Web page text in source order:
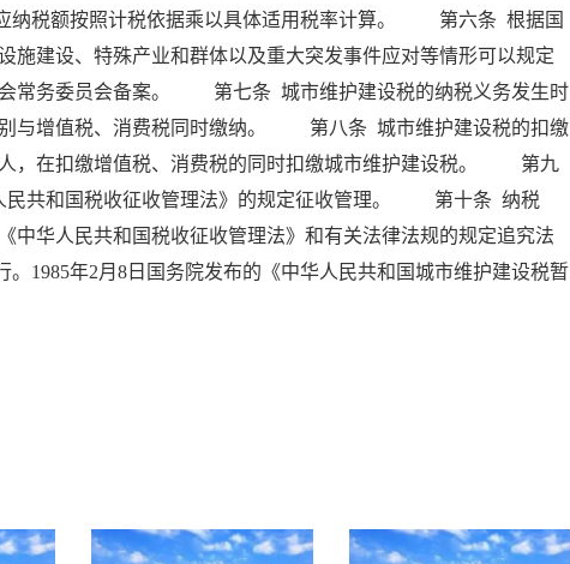
税额按照计税依据乘以具体适用税率计算。 第六条 根据国
施建设、特殊产业和群体以及重大突发事件应对等情形可以规定
会常务委员会备案。 第七条 城市维护建设税的纳税义务发生时
别与增值税、消费税同时缴纳。 第八条 城市维护建设税的扣缴
人，在扣缴增值税、消费税的同时扣缴城市维护建设税。 第九
民共和国税收征收管理法》的规定征收管理。 第十条 纳税
中华人民共和国税收征收管理法》和有关法律法规的规定追究法
年2月8日国务院发布的《中华人民共和国城市维护建设税暂